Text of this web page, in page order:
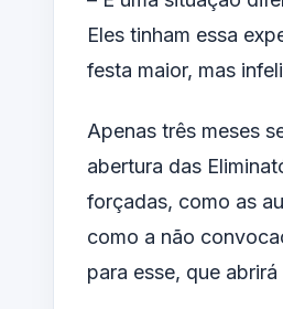
Eles tinham essa
festa maior, mas
Apenas três meses
abertura das
forçadas, como as
como a não
para esse, que